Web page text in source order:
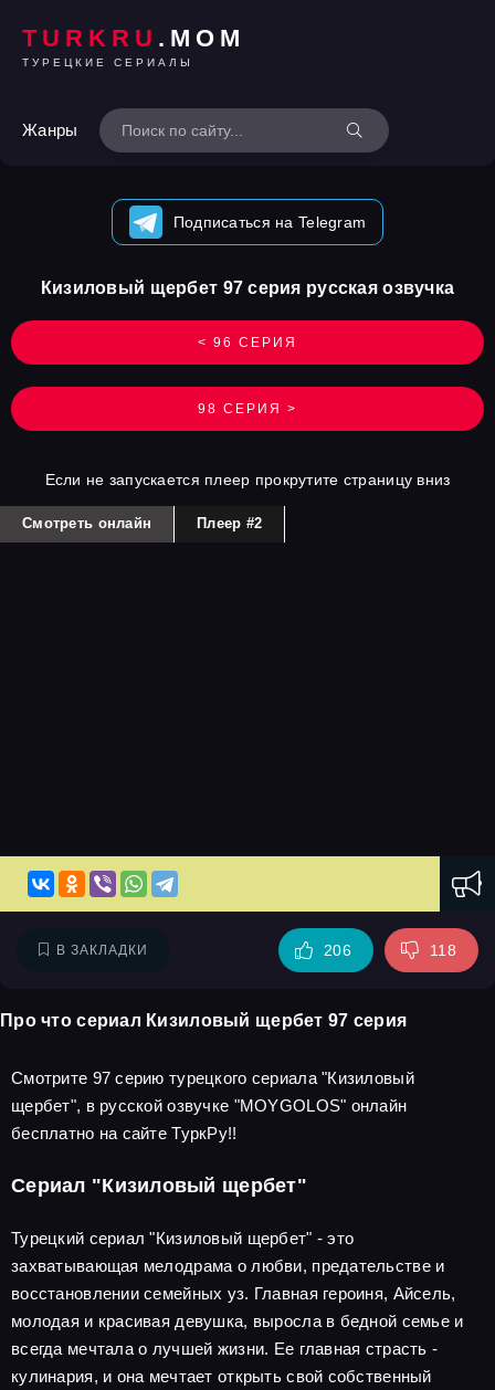
TURKRU .MOM
ТУРЕЦКИЕ СЕРИАЛЫ
Жанры
Подписаться на Telegram
< 96 СЕРИЯ
Кизиловый щербет 97 серия русская озвучка
98 СЕРИЯ >
Если не запускается плеер прокрутите страницу вниз
Смотреть онлайн Плеер #2
В ЗАКЛАДКИ 206 118
Про что сериал Кизиловый щербет 97 серия
Смотрите 97 серию турецкого сериала "Кизиловый
щербет", в русской озвучке "MOYGOLOS" онлайн
бесплатно на сайте ТуркРу!!
Сериал "Кизиловый щербет"
Турецкий сериал "Кизиловый щербет" - это
захватывающая мелодрама о любви, предательстве и
восстановлении семейных уз. Главная героиня, Айсель,
молодая и красивая девушка, выросла в бедной семье и
всегда мечтала о лучшей жизни. Ее главная страсть -
кулинария, и она мечтает открыть свой собственный